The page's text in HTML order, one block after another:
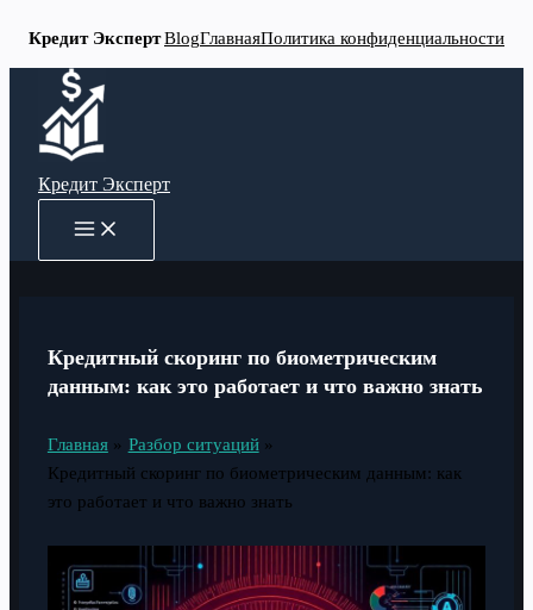
Кредит ЭкспертBlogГлавнаяПолитика конфиденциальности
Перейти
содержимому
Кредит Эксперт
MAIN
MENU
Кредитный скоринг по биометрическим
данным: как это работает и что важно знать
Главная
Разбор ситуаций
Кредитный скоринг по биометрическим данным: как
это работает и что важно знать